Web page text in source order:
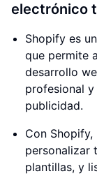
electrónico
Shopify es
que permite
desarrollo
profesional
publicidad.
Con
personalizar
plantillas, y